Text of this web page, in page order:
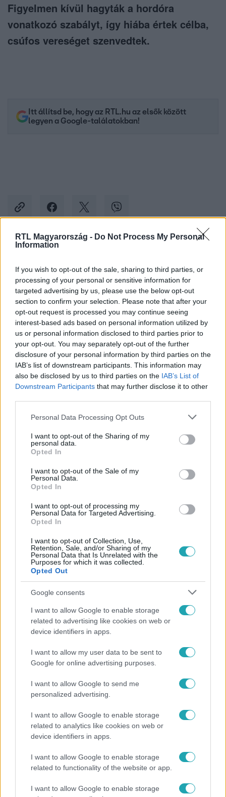
RTL Magyarország - Do Not Process My Personal
Information
If you wish to opt-out of the sale, sharing to third parties, or
processing of your personal or sensitive information for
targeted advertising by us, please use the below opt-out
section to confirm your selection. Please note that after your
opt-out request is processed you may continue seeing
interest-based ads based on personal information utilized by
us or personal information disclosed to third parties prior to
your opt-out. You may separately opt-out of the further
disclosure of your personal information by third parties on the
IAB’s list of downstream participants. This information may
also be disclosed by us to third parties on the IAB’s List of
Downstream Participants that may further disclose it to other
Please note that this website/app uses one or more Google
not limited to your visit or usage behaviour. You may click to
grant or deny consent to Google and its third-party tags to
use your data for below specified purposes in below Google
consent section.
Personal Data Processing Opt Outs
I want to opt-out of the Sharing of my
personal data.
Opted In
I want to opt-out of the Sale of my
Personal Data.
Opted In
I want to opt-out of processing my
Personal Data for Targeted Advertising.
Opted In
I want to opt-out of Collection, Use,
Retention, Sale, and/or Sharing of my
Personal Data that Is Unrelated with the
Purposes for which it was collected.
Opted Out
Google consents
I want to allow Google to enable storage
related to advertising like cookies on web or
device identifiers in apps.
I want to allow my user data to be sent to
Google for online advertising purposes.
I want to allow Google to send me
personalized advertising.
I want to allow Google to enable storage
related to analytics like cookies on web or
device identifiers in apps.
I want to allow Google to enable storage
related to functionality of the website or app.
I want to allow Google to enable storage
Figyelmen kívül hagyták a hordóra
vonatkozó szabályt, így hiába értek célba,
csúfos vereséget szenvedtek.
Itt állítsd be, hogy az RTL.hu az elsők között
legyen a Google-találatokban!
Facebookon is!
Követem
# SURVIVOR # ADÁSRÉSZLETEK
#JARAKAY #ZSÁKMÁNYSZERZÉS # JÁTÉKSZABÁLY
Népszerű
Életmód
Ez a 3 népszerű kerti növény akár az ingatlanod
értékét is csökkentheti
17:24